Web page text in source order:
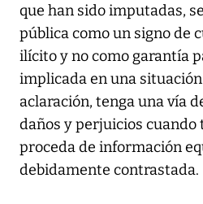
que han sido imputadas,
pública como un signo de
ilícito y no como garantía
implicada en una
aclaración, tenga una vía
daños y perjuicios
proceda de información
debidamente contrastada.